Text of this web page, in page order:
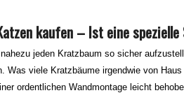
kaufen – Ist eine spezielle
jeden Kratzbaum so sicher
Was viele Kratzbäume irgendwie von
ordentlichen Wandmontage leicht